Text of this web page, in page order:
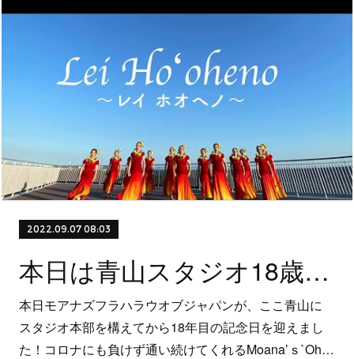
2022.09.07 08:03
本日は青山スタジオ18歳のお誕生日！
本日モアナズフラハラウオブジャパンが、ここ青山に
スタジオ本部を構えてから18年目の記念日を迎えまし
た！コロナにも負けず通い続けてくれるMoana’ｓ`Oh…